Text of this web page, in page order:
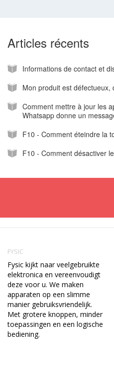
Articles récents
Informations de contact et
Mon produit est défectueux,
Comment mettre à jour les
Whatsapp donne un
F10 - Comment éteindre la
F10 - Comment désactiver
FYSIC
Fysic kijkt naar veelgebruikte
elektronica en vereenvoudigt
deze voor u. We maken
apparaten op een slimme
manier gebruiksvriendelijk.
Met grotere knoppen, minder
toepassingen en een logische
bediening.